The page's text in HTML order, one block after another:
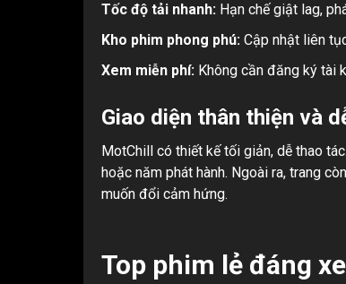
Tốc độ tải nhanh: Hạn chế giật lag,
Kho phim phong phú: Cập nhật liên
Xem miễn phí: Không cần đăng ký tài
Giao diện thân thiện và
MotChill có thiết kế tối giản, dễ thao
hoặc năm phát hành. Ngoài ra, trang
muốn đổi cảm hứng.
Top phim lẻ đáng